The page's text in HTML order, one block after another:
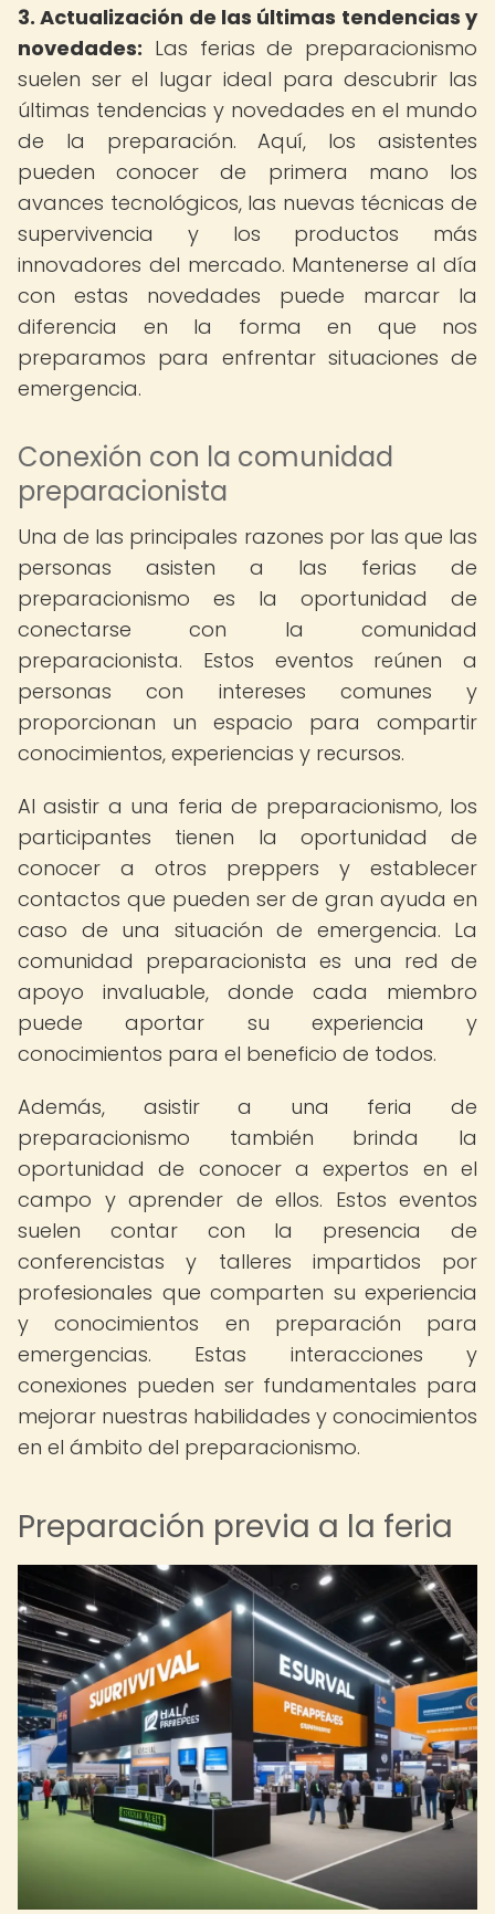
3. Actualización de las últimas tendencias y
novedades: Las ferias de preparacionismo
suelen ser el lugar ideal para descubrir las
últimas tendencias y novedades en el mundo
de la preparación. Aquí, los asistentes
pueden conocer de primera mano los
avances tecnológicos, las nuevas técnicas de
supervivencia y los productos más
innovadores del mercado. Mantenerse al día
con estas novedades puede marcar la
diferencia en la forma en que nos
preparamos para enfrentar situaciones de
emergencia.
Conexión con la comunidad
preparacionista
Una de las principales razones por las que las
personas asisten a las ferias de
preparacionismo es la oportunidad de
conectarse con la comunidad
preparacionista. Estos eventos reúnen a
personas con intereses comunes y
proporcionan un espacio para compartir
conocimientos, experiencias y recursos.
Al asistir a una feria de preparacionismo, los
participantes tienen la oportunidad de
conocer a otros preppers y establecer
contactos que pueden ser de gran ayuda en
caso de una situación de emergencia. La
comunidad preparacionista es una red de
apoyo invaluable, donde cada miembro
puede aportar su experiencia y
conocimientos para el beneficio de todos.
Además, asistir a una feria de
preparacionismo también brinda la
oportunidad de conocer a expertos en el
campo y aprender de ellos. Estos eventos
suelen contar con la presencia de
conferencistas y talleres impartidos por
profesionales que comparten su experiencia
y conocimientos en preparación para
emergencias. Estas interacciones y
conexiones pueden ser fundamentales para
mejorar nuestras habilidades y conocimientos
en el ámbito del preparacionismo.
Preparación previa a la feria